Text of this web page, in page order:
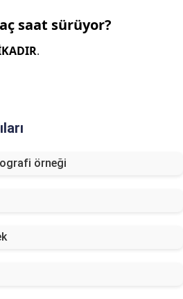
saat sürüyor?
.
örneği